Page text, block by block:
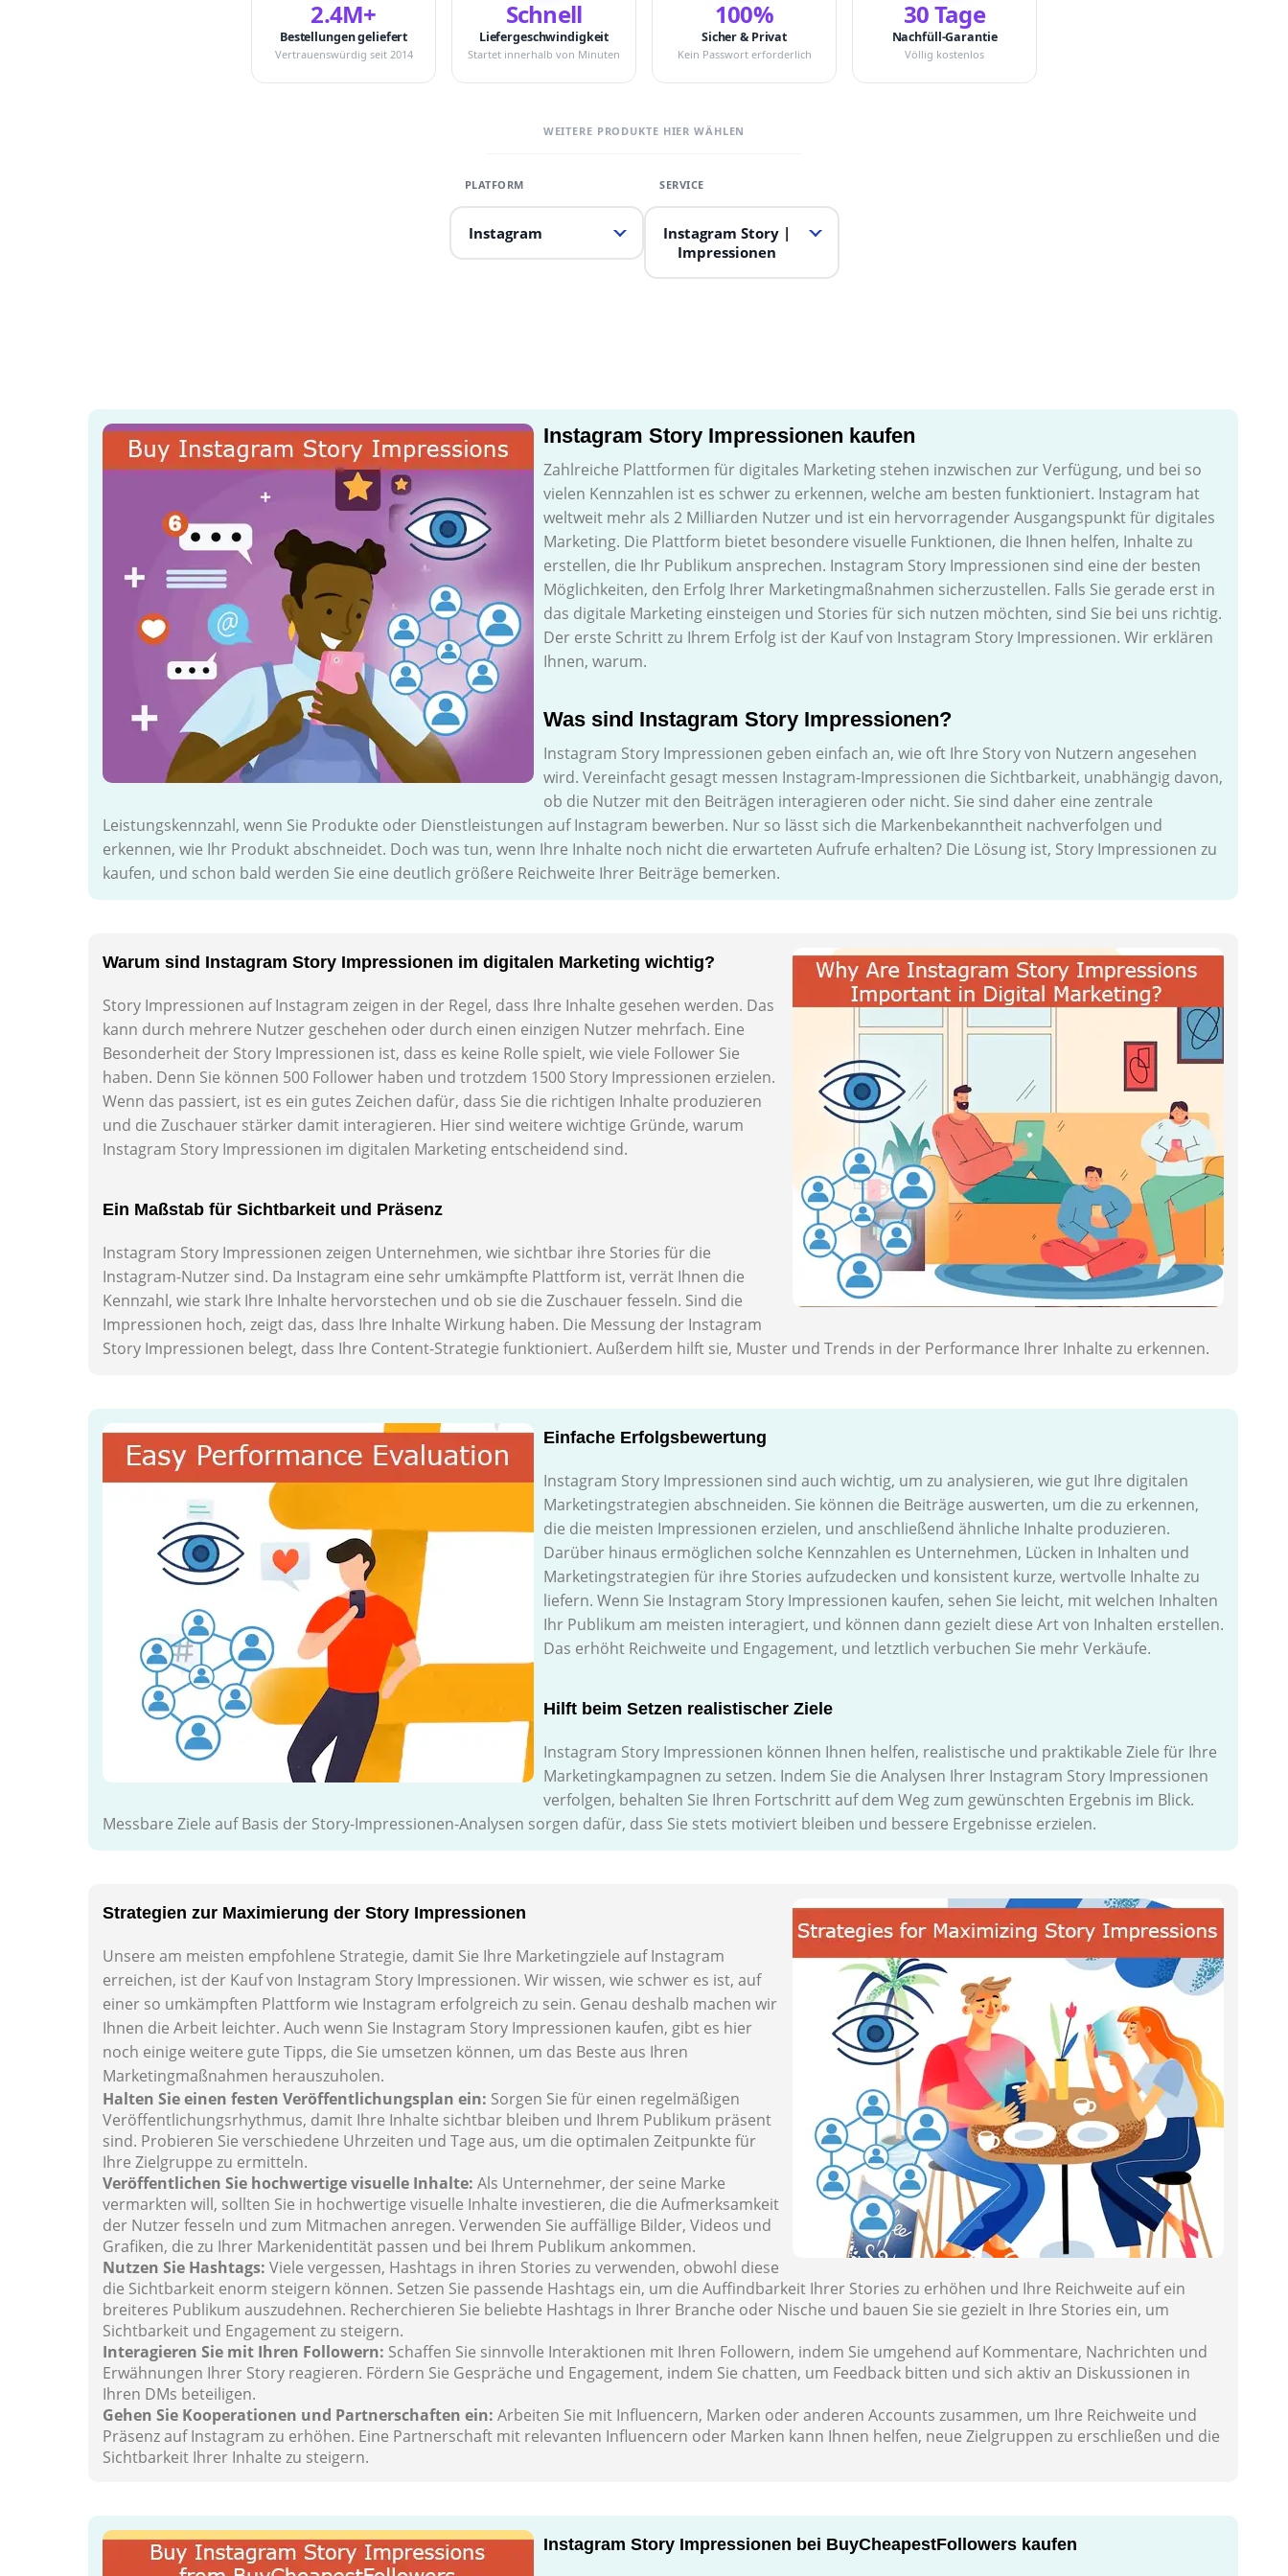
2.4M+
Bestellungen geliefert
Vertrauenswürdig seit 2014
Schnell
Liefergeschwindigkeit
Startet innerhalb von Minuten
100%
Sicher & Privat
Kein Passwort erforderlich
30 Tage
Nachfüll-Garantie
Völlig kostenlos
WEITERE PRODUKTE HIER WÄHLEN
Instagram
Instagram Story |
Impressionen
Instagram Story Impressionen kaufen
Zahlreiche Plattformen für digitales Marketing stehen inzwischen zur Verfügung, und bei so
vielen Kennzahlen ist es schwer zu erkennen, welche am besten funktioniert. Instagram hat
weltweit mehr als 2 Milliarden Nutzer und ist ein hervorragender Ausgangspunkt für digitales
Marketing. Die Plattform bietet besondere visuelle Funktionen, die Ihnen helfen, Inhalte zu
erstellen, die Ihr Publikum ansprechen. Instagram Story Impressionen sind eine der besten
Möglichkeiten, den Erfolg Ihrer Marketingmaßnahmen sicherzustellen. Falls Sie gerade erst in
das digitale Marketing einsteigen und Stories für sich nutzen möchten, sind Sie bei uns richtig.
Der erste Schritt zu Ihrem Erfolg ist der Kauf von Instagram Story Impressionen. Wir erklären
Ihnen, warum.
Was sind Instagram Story Impressionen?
Instagram Story Impressionen geben einfach an, wie oft Ihre Story von Nutzern angesehen
wird. Vereinfacht gesagt messen Instagram-Impressionen die Sichtbarkeit, unabhängig davon,
ob die Nutzer mit den Beiträgen interagieren oder nicht. Sie sind daher eine zentrale
Leistungskennzahl, wenn Sie Produkte oder Dienstleistungen auf Instagram bewerben. Nur so lässt sich die Markenbekanntheit nachverfolgen und
erkennen, wie Ihr Produkt abschneidet. Doch was tun, wenn Ihre Inhalte noch nicht die erwarteten Aufrufe erhalten? Die Lösung ist, Story Impressionen zu
kaufen, und schon bald werden Sie eine deutlich größere Reichweite Ihrer Beiträge bemerken.
Warum sind Instagram Story Impressionen im digitalen Marketing wichtig?
Story Impressionen auf Instagram zeigen in der Regel, dass Ihre Inhalte gesehen werden. Das
kann durch mehrere Nutzer geschehen oder durch einen einzigen Nutzer mehrfach. Eine
Besonderheit der Story Impressionen ist, dass es keine Rolle spielt, wie viele Follower Sie
haben. Denn Sie können 500 Follower haben und trotzdem 1500 Story Impressionen erzielen.
Wenn das passiert, ist es ein gutes Zeichen dafür, dass Sie die richtigen Inhalte produzieren
und die Zuschauer stärker damit interagieren. Hier sind weitere wichtige Gründe, warum
Instagram Story Impressionen im digitalen Marketing entscheidend sind.
Ein Maßstab für Sichtbarkeit und Präsenz
Instagram Story Impressionen zeigen Unternehmen, wie sichtbar ihre Stories für die
Instagram-Nutzer sind. Da Instagram eine sehr umkämpfte Plattform ist, verrät Ihnen die
Kennzahl, wie stark Ihre Inhalte hervorstechen und ob sie die Zuschauer fesseln. Sind die
Impressionen hoch, zeigt das, dass Ihre Inhalte Wirkung haben. Die Messung der Instagram
Story Impressionen belegt, dass Ihre Content-Strategie funktioniert. Außerdem hilft sie, Muster und Trends in der Performance Ihrer Inhalte zu erkennen.
Einfache Erfolgsbewertung
Instagram Story Impressionen sind auch wichtig, um zu analysieren, wie gut Ihre digitalen
Marketingstrategien abschneiden. Sie können die Beiträge auswerten, um die zu erkennen,
die die meisten Impressionen erzielen, und anschließend ähnliche Inhalte produzieren.
Darüber hinaus ermöglichen solche Kennzahlen es Unternehmen, Lücken in Inhalten und
Marketingstrategien für ihre Stories aufzudecken und konsistent kurze, wertvolle Inhalte zu
liefern. Wenn Sie Instagram Story Impressionen kaufen, sehen Sie leicht, mit welchen Inhalten
Ihr Publikum am meisten interagiert, und können dann gezielt diese Art von Inhalten erstellen.
Das erhöht Reichweite und Engagement, und letztlich verbuchen Sie mehr Verkäufe.
Hilft beim Setzen realistischer Ziele
Instagram Story Impressionen können Ihnen helfen, realistische und praktikable Ziele für Ihre
Marketingkampagnen zu setzen. Indem Sie die Analysen Ihrer Instagram Story Impressionen
verfolgen, behalten Sie Ihren Fortschritt auf dem Weg zum gewünschten Ergebnis im Blick.
Messbare Ziele auf Basis der Story-Impressionen-Analysen sorgen dafür, dass Sie stets motiviert bleiben und bessere Ergebnisse erzielen.
Strategien zur Maximierung der Story Impressionen
Unsere am meisten empfohlene Strategie, damit Sie Ihre Marketingziele auf Instagram
erreichen, ist der Kauf von Instagram Story Impressionen. Wir wissen, wie schwer es ist, auf
einer so umkämpften Plattform wie Instagram erfolgreich zu sein. Genau deshalb machen wir
Ihnen die Arbeit leichter. Auch wenn Sie Instagram Story Impressionen kaufen, gibt es hier
noch einige weitere gute Tipps, die Sie umsetzen können, um das Beste aus Ihren
Marketingmaßnahmen herauszuholen.
Halten Sie einen festen Veröffentlichungsplan ein: Sorgen Sie für einen regelmäßigen
Veröffentlichungsrhythmus, damit Ihre Inhalte sichtbar bleiben und Ihrem Publikum präsent
sind. Probieren Sie verschiedene Uhrzeiten und Tage aus, um die optimalen Zeitpunkte für
Ihre Zielgruppe zu ermitteln.
Veröffentlichen Sie hochwertige visuelle Inhalte: Als Unternehmer, der seine Marke
vermarkten will, sollten Sie in hochwertige visuelle Inhalte investieren, die die Aufmerksamkeit
der Nutzer fesseln und zum Mitmachen anregen. Verwenden Sie auffällige Bilder, Videos und
Grafiken, die zu Ihrer Markenidentität passen und bei Ihrem Publikum ankommen.
Nutzen Sie Hashtags: Viele vergessen, Hashtags in ihren Stories zu verwenden, obwohl diese
die Sichtbarkeit enorm steigern können. Setzen Sie passende Hashtags ein, um die Auffindbarkeit Ihrer Stories zu erhöhen und Ihre Reichweite auf ein
breiteres Publikum auszudehnen. Recherchieren Sie beliebte Hashtags in Ihrer Branche oder Nische und bauen Sie sie gezielt in Ihre Stories ein, um
Sichtbarkeit und Engagement zu steigern.
Interagieren Sie mit Ihren Followern: Schaffen Sie sinnvolle Interaktionen mit Ihren Followern, indem Sie umgehend auf Kommentare, Nachrichten und
Erwähnungen Ihrer Story reagieren. Fördern Sie Gespräche und Engagement, indem Sie chatten, um Feedback bitten und sich aktiv an Diskussionen in
Ihren DMs beteiligen.
Gehen Sie Kooperationen und Partnerschaften ein: Arbeiten Sie mit Influencern, Marken oder anderen Accounts zusammen, um Ihre Reichweite und
Präsenz auf Instagram zu erhöhen. Eine Partnerschaft mit relevanten Influencern oder Marken kann Ihnen helfen, neue Zielgruppen zu erschließen und die
Sichtbarkeit Ihrer Inhalte zu steigern.
Instagram Story Impressionen bei BuyCheapestFollowers kaufen